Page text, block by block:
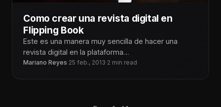
Como crear una revista digital en
Flipping Book
Este es una manera muy sencilla de hacer una
revista digital en la plataforma
de joomla a través de un
Mariano Reyes·25 feb., 2013·2 min read